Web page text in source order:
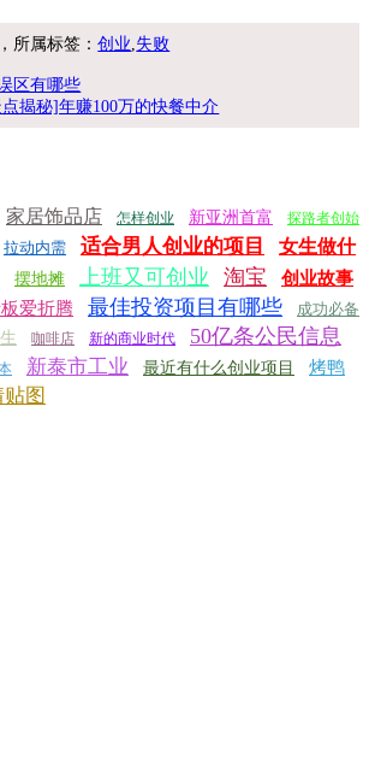
，所属标签：创业 失败
区有哪些
揭秘]年赚100万的快餐中介
家居饰品店 怎样创业 新亚洲首富
探路者创始
拉动内需 适合男人创业的项目
女生做什
摆地摊 上班又可创业 淘宝 创业故事
爱折腾 最佳投资项目有哪些
成功必备
咖啡店 新的商业时代 50亿条公民信息
新泰市工业 最近有什么创业项目
烤鸭
图